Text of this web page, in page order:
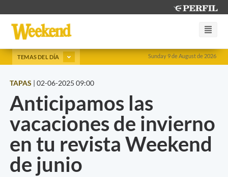
Sunday 9 de August de 2026
TEMAS DEL DÍA
TAPAS | 02-06-2025 09:00
Anticipamos las
vacaciones de invierno
en tu revista Weekend
de junio